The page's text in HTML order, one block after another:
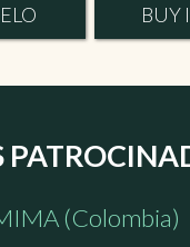
BUY
(Colombia)